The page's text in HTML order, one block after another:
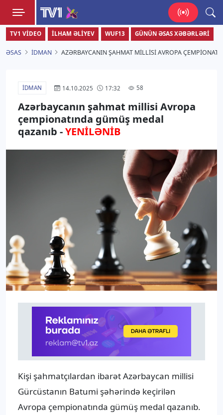
TV1
Zamanı bizimlə yaşa!
TV1 VIDEO İLHAM ƏLIYEV WUF13 GÜNÜN ƏSAS XƏBƏRLƏRI
ƏSAS İDMAN AZƏRBAYCANIN ŞAHMAT MILLISI AVROPA
İDMAN 14.10.2025 17:32 58
Azərbaycanın şahmat millisi Avropa
çempionatında gümüş medal
qazanıb -YENİLƏNİB
Kişi şahmatçılardan ibarət Azərbaycan millisi
Gürcüstanın Batumi şəhərində keçirilən
Avropa çempionatında gümüş medal qazanıb.